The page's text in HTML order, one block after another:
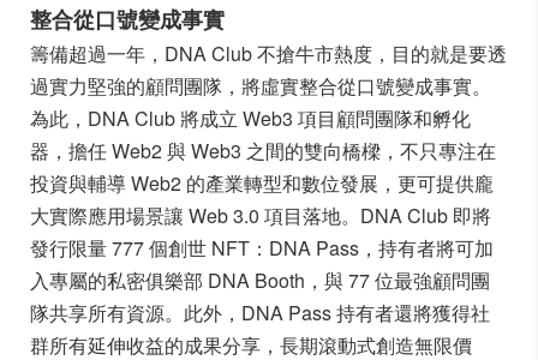
整合從口號變成事實
籌備超過一年，DNA Club 不搶牛市熱度，目的就是要透
過實力堅強的顧問團隊，將虛實整合從口號變成事實。
為此，DNA Club 將成立 Web3 項目顧問團隊和孵化
器，擔任 Web2 與 Web3 之間的雙向橋樑，不只專注在
投資與輔導 Web2 的產業轉型和數位發展，更可提供龐
大實際應用場景讓 Web 3.0 項目落地。 DNA Club 即將
發行限量 777 個創世 NFT：DNA Pass，持有者將可加
入專屬的私密俱樂部 DNA Booth，與 77 位最強顧問團
隊共享所有資源。此外，DNA Pass 持有者還將獲得社
群所有延伸收益的成果分享，長期滾動式創造無限價